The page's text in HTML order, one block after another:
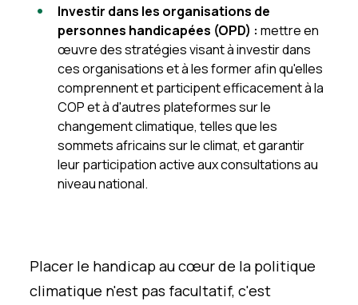
Investir dans les organisations de
personnes handicapées (OPD) : mettre en
œuvre des stratégies visant à investir dans
ces organisations et à les former afin qu'elles
comprennent et participent efficacement à la
COP et à d'autres plateformes sur le
changement climatique, telles que les
sommets africains sur le climat, et garantir
leur participation active aux consultations au
niveau national.
Placer le handicap au cœur de la politique
climatique n'est pas facultatif, c'est